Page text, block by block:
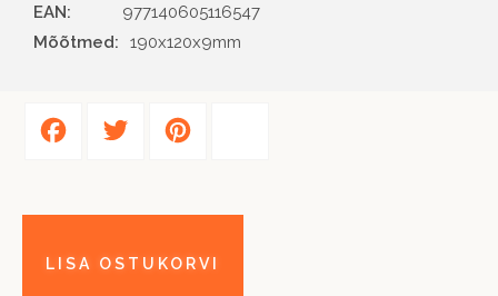
EAN
977140605116547
Mõõtmed:
190x120x9mm